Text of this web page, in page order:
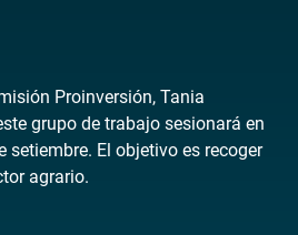
Proinversión, Tania
grupo de trabajo sesionará en
setiembre. El objetivo es recoger
agrario.